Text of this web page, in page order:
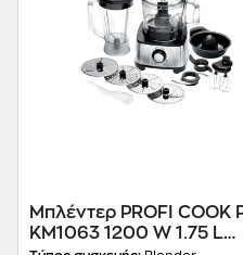
Mπλέντερ PROFI COOK
KM1063 1200 W 1.75 L